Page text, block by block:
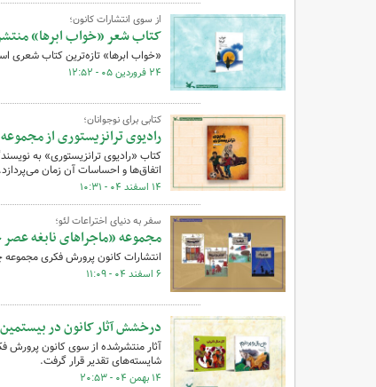
از سوی انتشارات کانون؛
کتاب شعر «خواب ابرها»
«خواب ابرها» تازه‌‎ترین کتاب شعری است که از سوی انتشارات کانون پرورش فکری منتشر شده است.
۲۴ فروردین ۰۵ - ۱۲:۵۲
کتابی برای نوجوانان؛
رادیوی ترانزیستوری از
کتاب «رادیوی ترانزیستوری» به
اتفاق‌ها و احساسات آن زمان می‌پردازد.
۱۴ اسفند ۰۴ - ۱۰:۳۱
سفر به دنیای اختراعات لئو؛
مجموعه «ماجراهای نابغه
انتشارات کانون پرورش فکری مجموعه
۶ اسفند ۰۴ - ۱۱:۰۹
درخشش آثار کانون در
آثار منتشرشده از سوی کانون پرورش
شایسته‌های تقدیر قرار گرفت.
۱۴ بهمن ۰۴ - ۲۰:۵۳